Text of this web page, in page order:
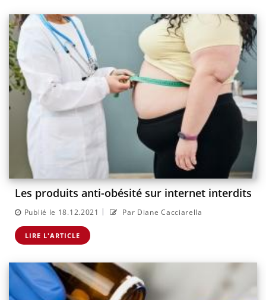
Les produits anti-obésité sur internet interdits
Publié le 18.12.2021 | Par Diane Cacciarella
LIRE L'ARTICLE